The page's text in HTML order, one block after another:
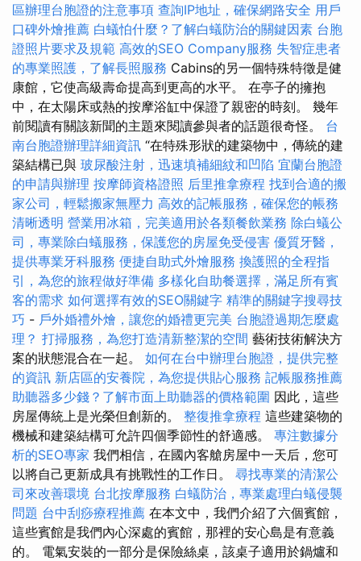
區辦理台胞證的注意事項 查詢IP地址，確保網路安全 用戶
口碑外燴推薦 白蟻怕什麼？了解白蟻防治的關鍵因素 台胞
證照片要求及規範 高效的SEO Company服務 失智症患者
的專業照護，了解長照服務 Cabins的另一個特殊特徵是健
康館，它使高級壽命提高到更高的水平。 在亭子的擁抱
中，在太陽床或熱的按摩浴缸中保證了親密的時刻。 幾年
前閱讀有關該新聞的主題來閱讀參與者的話題很奇怪。 台
南台胞證辦理詳細資訊 “在特殊形狀的建築物中，傳統的建
築結構已與 玻尿酸注射，迅速填補細紋和凹陷 宜蘭台胞證
的申請與辦理 按摩師資格證照 后里推拿療程 找到合適的搬
家公司，輕鬆搬家無壓力 高效的記帳服務，確保您的帳務
清晰透明 營業用冰箱，完美適用於各類餐飲業務 除白蟻公
司，專業除白蟻服務，保護您的房屋免受侵害 優質牙醫，
提供專業牙科服務 便捷自助式外燴服務 換護照的全程指
引，為您的旅程做好準備 多樣化自助餐選擇，滿足所有賓
客的需求 如何選擇有效的SEO關鍵字 精準的關鍵字搜尋技
巧 - 戶外婚禮外燴，讓您的婚禮更完美 台胞證過期怎麼處
理？ 打掃服務，為您打造清新整潔的空間 藝術技術解決方
案的狀態混合在一起。 如何在台中辦理台胞證，提供完整
的資訊 新店區的安養院，為您提供貼心服務 記帳服務推薦
助聽器多少錢？了解市面上助聽器的價格範圍 因此，這些
房屋傳統上是光榮但創新的。 整復推拿療程 這些建築物的
機械和建築結構可允許四個季節性的舒適感。 專注數據分
析的SEO專家 我們相信，在國內客艙房屋中一天后，您可
以將自己更新成具有挑戰性的工作日。 尋找專業的清潔公
司來改善環境 台北按摩服務 白蟻防治，專業處理白蟻侵襲
問題 台中刮痧療程推薦 在本文中，我們介紹了六個賓館，
這些賓館是我們內心深處的賓館，那裡的安心島是有意義
的。 電氣安裝的一部分是保險絲桌，該桌子適用於鍋爐和